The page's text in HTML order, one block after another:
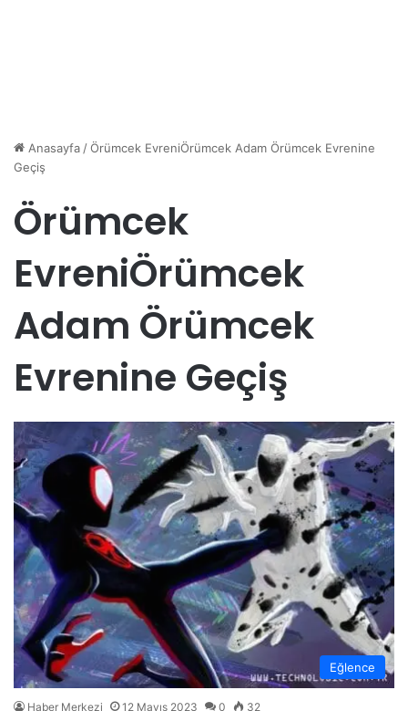
Anasayfa/Örümcek EvreniÖrümcek Adam Örümcek Evrenine
Geçiş
Örümcek
EvreniÖrümcek
Adam Örümcek
Evrenine Geçiş
Eğlence
Haber Merkezi 12 Mayıs 2023 0 32